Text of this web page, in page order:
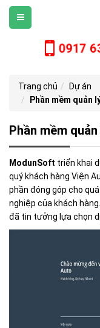
0917
Trang chủ
Dự án
Phần mềm quản
Phần mềm
ModunSoft triển khai
quý khách hàng Viện
phần đóng góp cho
nghiệp của khách
đã tin tưởng lựa chọn